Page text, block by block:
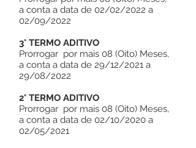
a conta a data de 02/02/2022 a
02/09/2022
3° TERMO ADITIVO
Prorrogar por mais 08 (Oito) Meses,
a conta a data de 29/12/2021 a
29/08/2022
2° TERMO ADITIVO
Prorrogar por mais 08 (Oito) Meses,
a conta a data de 02/10/2020 a
02/05/2021